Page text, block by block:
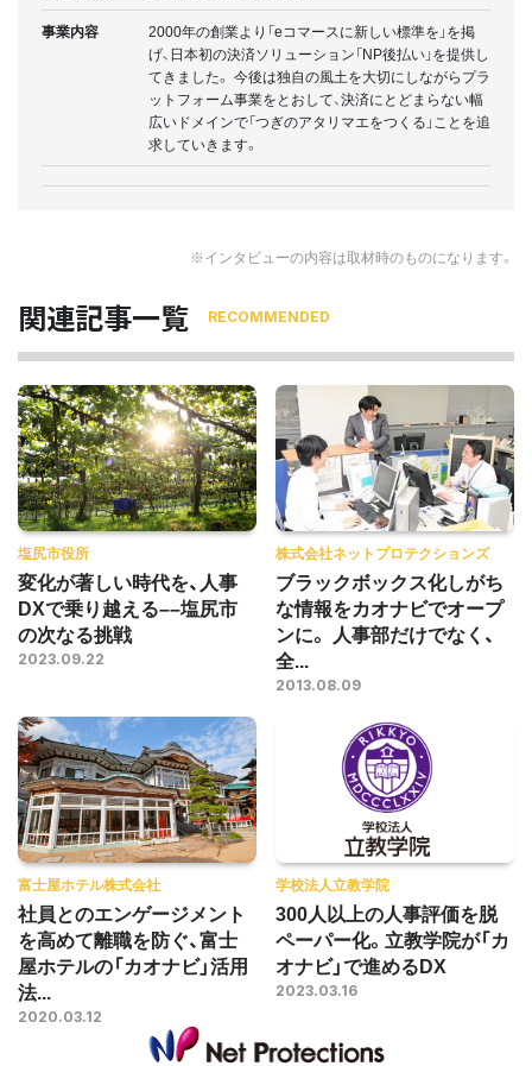
事業内容
2000年の創業より「eコマースに新しい標準を」を掲
げ、日本初の決済ソリューション「NP後払い」を提供し
てきました。 今後は独自の風土を大切にしながらプラ
ットフォーム事業をとおして、決済にとどまらない幅
広いドメインで「つぎのアタリマエをつくる」ことを追
求していきます。
※インタビューの内容は取材時のものになります。
関連記事一覧 RECOMMENDED
塩尻市役所
変化が著しい時代を、人事
DXで乗り越える––塩尻市
の次なる挑戦
2023.09.22
株式会社ネットプロテクションズ
ブラックボックス化しがち
な情報をカオナビでオープ
ンに。 人事部だけでなく、
全...
2013.08.09
富士屋ホテル株式会社
社員とのエンゲージメント
を高めて離職を防ぐ、富士
屋ホテルの「カオナビ」活用
法...
2020.03.12
学校法人立教学院
300人以上の人事評価を脱
ペーパー化。立教学院が「カ
オナビ」で進めるDX
2023.03.16